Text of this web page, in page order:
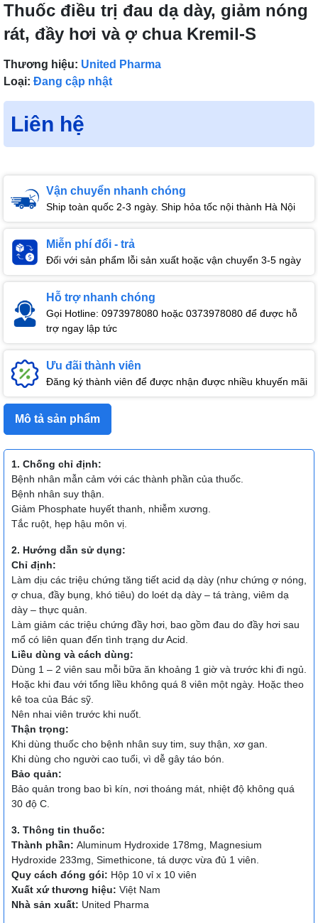
Thuốc điều trị đau dạ dày, giảm nóng
rát, đầy hơi và ợ chua Kremil-S
Thương hiệu: United Pharma
Loại: Đang cập nhật
Liên hệ
Vận chuyển nhanh chóng
Ship toàn quốc 2-3 ngày. Ship hỏa tốc nội thành Hà Nội
Miễn phí đổi - trả
Đối với sản phẩm lỗi sản xuất hoặc vận chuyển 3-5 ngày
Hỗ trợ nhanh chóng
Gọi Hotline: 0973978080 hoặc 0373978080 để được hỗ
trợ ngay lập tức
Ưu đãi thành viên
Đăng ký thành viên để được nhận được nhiều khuyến mãi
Mô tả sản phẩm
1. Chống chỉ định:
Bệnh nhân mẫn cảm với các thành phần của thuốc.
Bệnh nhân suy thận.
Giảm Phosphate huyết thanh, nhiễm xương.
Tắc ruột, hẹp hậu môn vị.
2. Hướng dẫn sử dụng:
Chỉ định:
Làm dịu các triệu chứng tăng tiết acid dạ dày (như chứng ợ nóng,
ợ chua, đầy bụng, khó tiêu) do loét dạ dày – tá tràng, viêm dạ
dày – thực quản.
Làm giảm các triệu chứng đầy hơi, bao gồm đau do đầy hơi sau
mổ có liên quan đến tình trạng dư Acid.
Liều dùng và cách dùng:
Dùng 1 – 2 viên sau mỗi bữa ăn khoảng 1 giờ và trước khi đi ngủ.
Hoặc khi đau với tổng liều không quá 8 viên một ngày. Hoặc theo
kê toa của Bác sỹ.
Nên nhai viên trước khi nuốt.
Thận trọng:
Khi dùng thuốc cho bệnh nhân suy tim, suy thận, xơ gan.
Khi dùng cho người cao tuổi, vì dễ gây táo bón.
Bảo quản:
Bảo quản trong bao bì kín, nơi thoáng mát, nhiệt độ không quá
30 độ C.
3. Thông tin thuốc:
Thành phần: Aluminum Hydroxide 178mg, Magnesium
Hydroxide 233mg, Simethicone, tá dược vừa đủ 1 viên.
Quy cách đóng gói: Hộp 10 vỉ x 10 viên
Xuất xứ thương hiệu: Việt Nam
Nhà sản xuất: United Pharma